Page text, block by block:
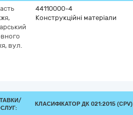
вул.
44110000-4
Конструкційні матеріали
КЛАСИФІКАТОР ДК 021:2015 (CPV)